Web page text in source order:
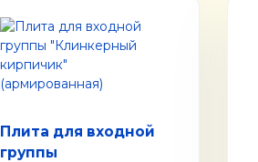
Плита для входной
группы